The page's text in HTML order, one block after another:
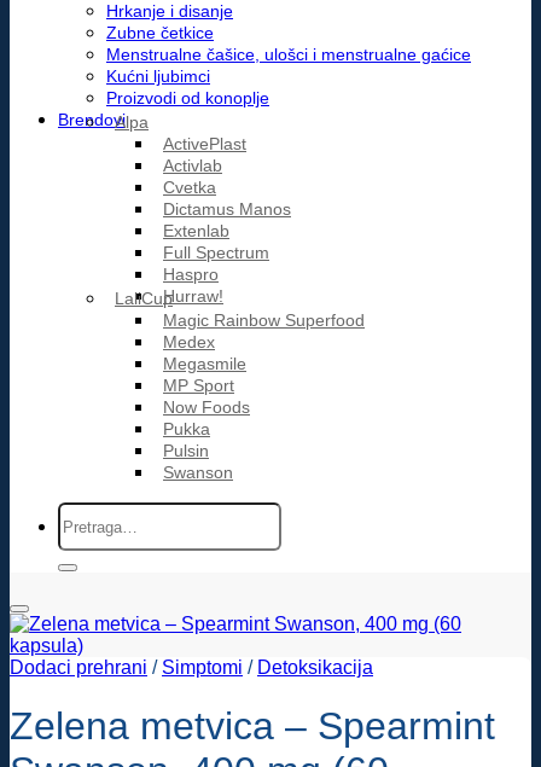
Hrkanje i disanje
Zubne četkice
Menstrualne čašice, ulošci i menstrualne gaćice
Kućni ljubimci
Proizvodi od konoplje
BrendoviAlpa
ActivePlast
Activlab
Cvetka
Dictamus Manos
Extenlab
Full Spectrum
Haspro
Hurraw!
LaliCup
Magic Rainbow Superfood
Medex
Megasmile
MP Sport
Now Foods
Pukka
Pulsin
Swanson
Pretraži:
Dodaci prehrani / Simptomi / Detoksikacija
Zelena metvica – Spearmint